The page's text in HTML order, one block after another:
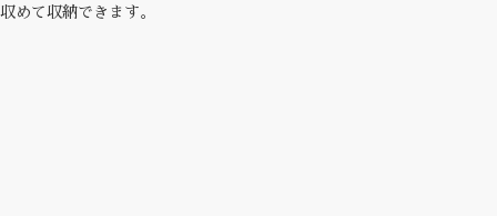
めて収納できます。